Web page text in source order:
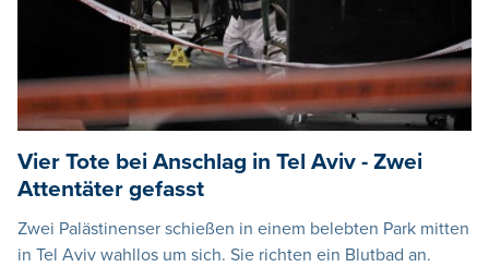
Vier Tote bei Anschlag in Tel Aviv - Zwei
Attentäter gefasst
Zwei Palästinenser schießen in einem belebten Park mitten
in Tel Aviv wahllos um sich. Sie richten ein Blutbad an.